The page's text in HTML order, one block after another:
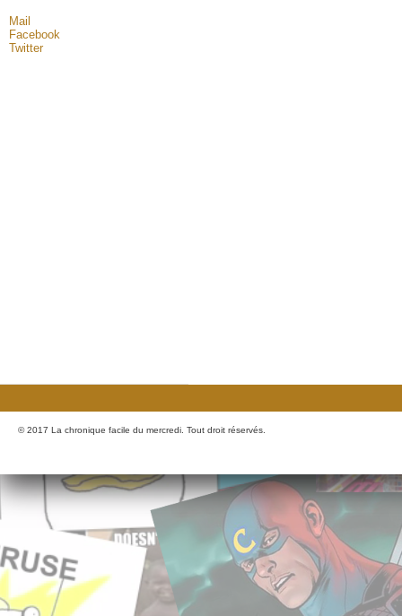
Mail
Facebook
Twitter
© 2017 La chronique facile du mercredi. Tout droit réservés.